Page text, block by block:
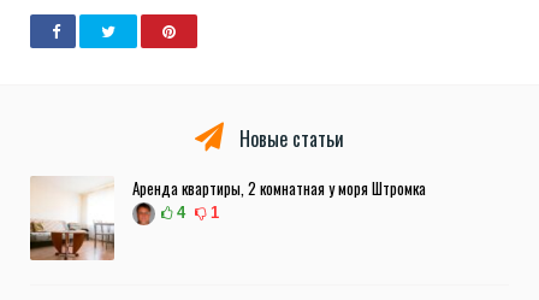
Новые статьи
Аренда квартиры, 2 комнатная у моря Штромка
4 1